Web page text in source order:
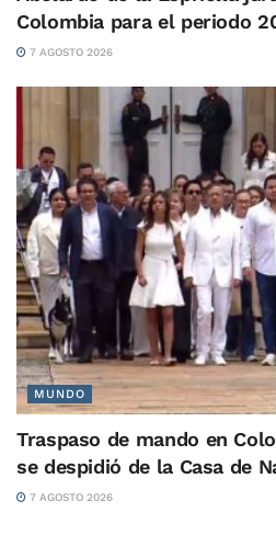
Colombia para el periodo
7 AGOSTO 2026
MUNDO
Traspaso de mando en
se despidió de la Casa de
7 AGOSTO 2026